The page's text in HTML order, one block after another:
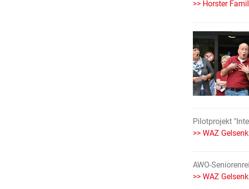
>> Horster
Pilotprojekt
>> WAZ
AWO-
>> WAZ